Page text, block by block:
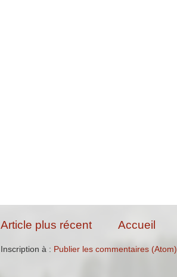
Article plus récent Accueil
Inscription à : Publier les commentaires (Atom)